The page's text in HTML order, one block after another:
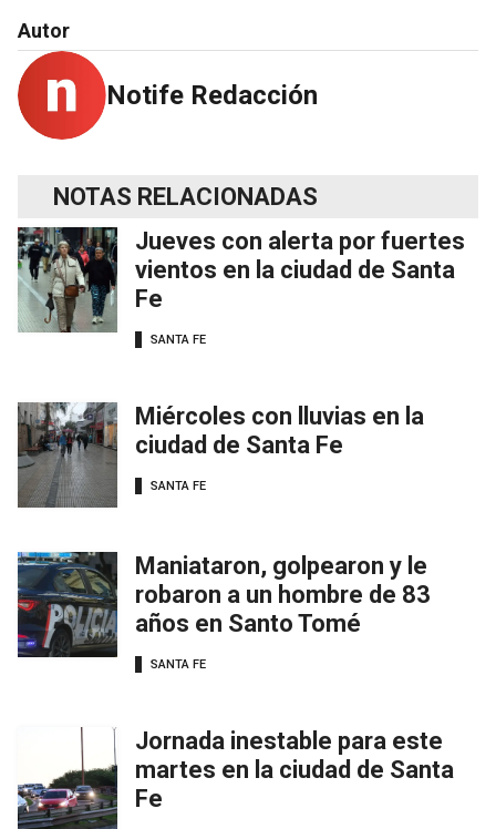
Autor
Notife Redacción
NOTAS RELACIONADAS
Jueves con alerta por fuertes
vientos en la ciudad de Santa
Fe
SANTA FE
Miércoles con lluvias en la
ciudad de Santa Fe
SANTA FE
Maniataron, golpearon y le
robaron a un hombre de 83
años en Santo Tomé
SANTA FE
Jornada inestable para este
martes en la ciudad de Santa
Fe